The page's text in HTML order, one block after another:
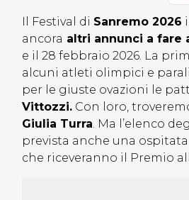
Il Festival di Sanremo 2026
ancora altri annunci a fare
e il 28 febbraio 2026. La
alcuni atleti olimpici e
per le giuste ovazioni
le
Vittozzi. Con loro,
Giulia Turra . Ma l’elenco
prevista anche una
che riceveranno il Premio